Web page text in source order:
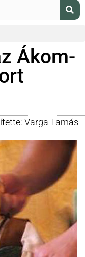
Ákom-
Varga Tamás